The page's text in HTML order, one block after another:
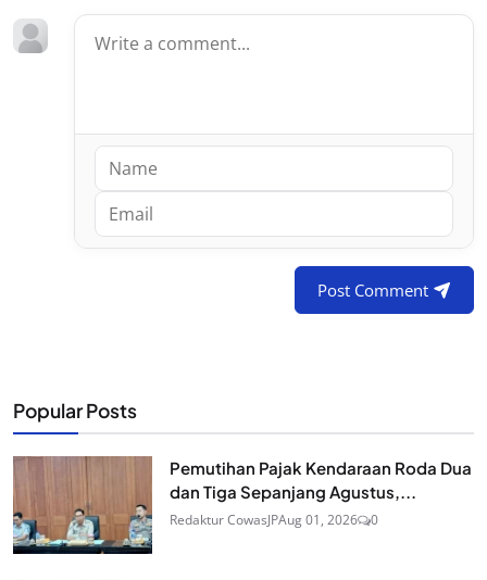
Post Comment
Popular Posts
Pemutihan Pajak Kendaraan Roda Dua
dan Tiga Sepanjang Agustus,...
Redaktur CowasJPAug 01, 2026 0